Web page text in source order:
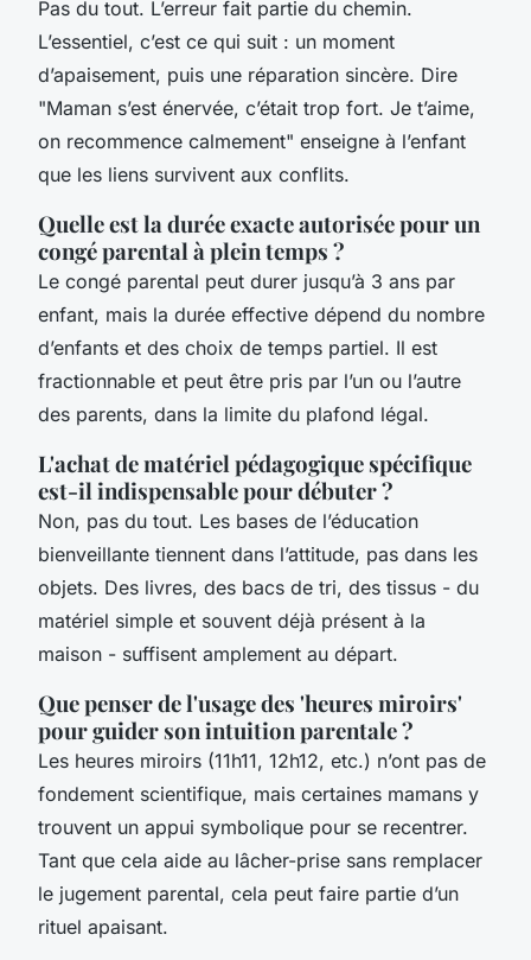
Pas du tout. L’erreur fait partie du chemin.
L’essentiel, c’est ce qui suit : un moment
d’apaisement, puis une réparation sincère. Dire
"Maman s’est énervée, c’était trop fort. Je t’aime,
on recommence calmement" enseigne à l’enfant
que les liens survivent aux conflits.
Quelle est la durée exacte autorisée pour un
congé parental à plein temps ?
Le congé parental peut durer jusqu’à 3 ans par
enfant, mais la durée effective dépend du nombre
d’enfants et des choix de temps partiel. Il est
fractionnable et peut être pris par l’un ou l’autre
des parents, dans la limite du plafond légal.
L'achat de matériel pédagogique spécifique
est-il indispensable pour débuter ?
Non, pas du tout. Les bases de l’éducation
bienveillante tiennent dans l’attitude, pas dans les
objets. Des livres, des bacs de tri, des tissus - du
matériel simple et souvent déjà présent à la
maison - suffisent amplement au départ.
Que penser de l'usage des 'heures miroirs'
pour guider son intuition parentale ?
Les heures miroirs (11h11, 12h12, etc.) n’ont pas de
fondement scientifique, mais certaines mamans y
trouvent un appui symbolique pour se recentrer.
Tant que cela aide au lâcher-prise sans remplacer
le jugement parental, cela peut faire partie d’un
rituel apaisant.